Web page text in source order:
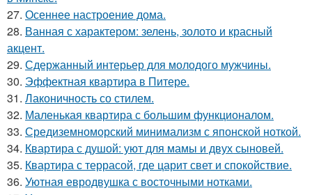
27. Осеннее настроение дома.
28. Ванная с характером: зелень, золото и красный
акцент.
29. Сдержанный интерьер для молодого мужчины.
30. Эффектная квартира в Питере.
31. Лаконичность со стилем.
32. Маленькая квартира с большим функционалом.
33. Средиземноморский минимализм с японской ноткой.
34. Квартира с душой: уют для мамы и двух сыновей.
35. Квартира с террасой, где царит свет и спокойствие.
36. Уютная евродвушка с восточными нотками.